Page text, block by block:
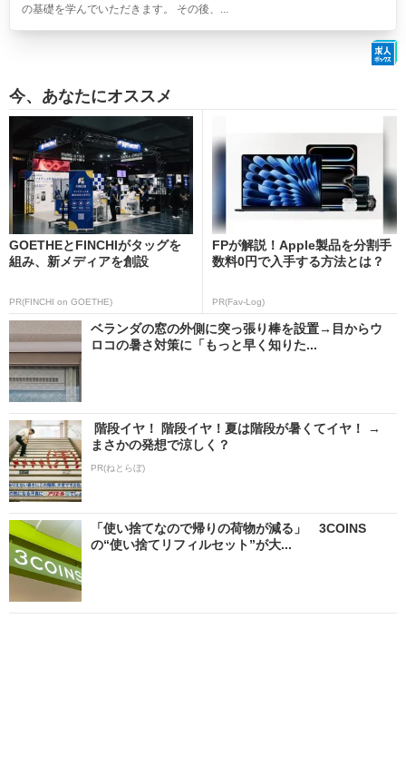
の基礎を学んでいただきます。 その後、...
今、あなたにオススメ
GOETHEとFINCHIがタッグを
組み、新メディアを創設
PR(FINCHI on GOETHE)
FPが解説！Apple製品を分割手
数料0円で入手する方法とは？
PR(Fav-Log)
ベランダの窓の外側に突っ張り棒を設置→目からウ
ロコの暑さ対策に「もっと早く知りた...
階段イヤ！ 階段イヤ！夏は階段が暑くてイヤ！ →
まさかの発想で涼しく？
PR(ねとらぼ)
「使い捨てなので帰りの荷物が減る」 3COINS
の“使い捨てリフィルセット”が大...